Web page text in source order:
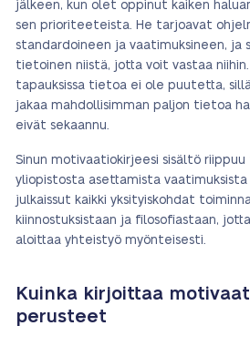
jälkeen, kun olet oppinut kaiken
sen prioriteeteista. He tarjoavat
standardoineen ja vaatimuksineen, ja
tietoinen niistä, jotta voit vastaa niihin.
tapauksissa tietoa ei ole puutetta,
jakaa mahdollisimman paljon tietoa
eivät sekaannu.
Sinun motivaatiokirjeesi sisältö
yliopistosta asettamista vaatimuksista
julkaissut kaikki yksityiskohdat
kiinnostuksistaan ja filosofiastaan,
aloittaa yhteistyö myönteisesti.
Kuinka kirjoittaa
perusteet